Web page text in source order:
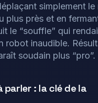
simplement le
plus près et en
le “souffle” qui
robot inaudible.
soudain plus “pro”.
parler : la clé de la